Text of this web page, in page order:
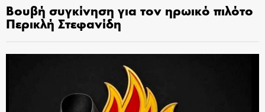
Βουβή συγκίνηση για τον ηρωικό πιλότο
Περικλή Στεφανίδη